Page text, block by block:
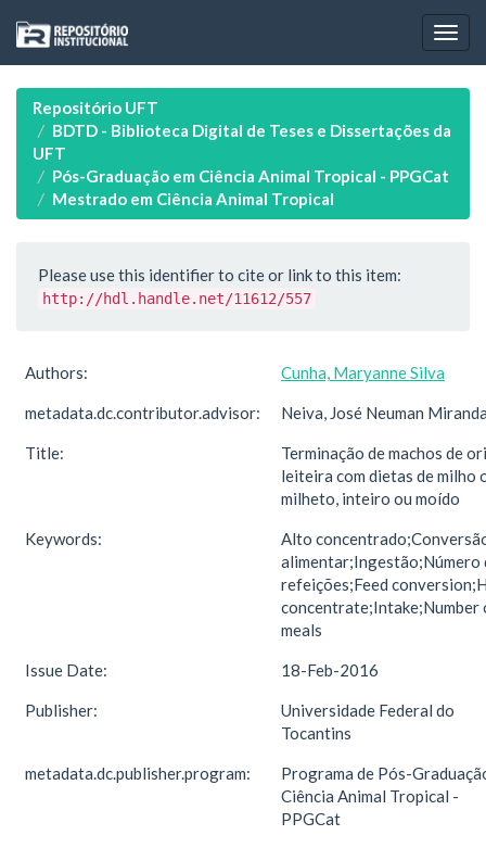
navigation
Repositório UFT
BDTD - Biblioteca Digital de Teses e Dissertações da
UFT
Pós-Graduação em Ciência Animal Tropical - PPGCat
Mestrado em Ciência Animal Tropical
Please use this identifier to cite or link to this item:
http://hdl.handle.net/11612/557
Authors: Cunha, Maryanne Silva
metadata.dc.contributor.advisor: Neiva, José Neuman
Title:
Terminação de machos de
leiteira com dietas de milho
milheto, inteiro ou moído
Keywords:
Alto
alimentar;Ingestão;Número
refeições;Feed
concentrate;Intake;Number
meals
Issue Date: 18-Feb-2016
Publisher:
Universidade Federal do
Tocantins
metadata.dc.publisher.program:
Programa de Pós-
Ciência Animal Tropical -
PPGCat